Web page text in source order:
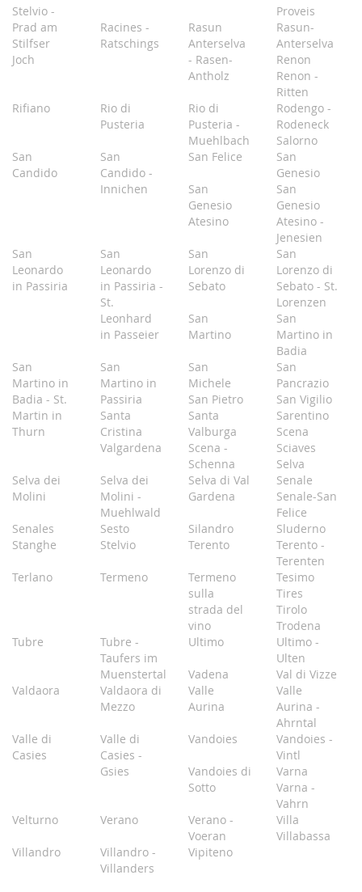
Stelvio -
Prad am
Stilfser
Joch
Proveis
Racines -
Ratschings
Rasun
Anterselva
- Rasen-
Antholz
Rasun-
Anterselva
Renon
Renon -
Ritten
Rifiano
Rio di
Pusteria
Rio di
Pusteria -
Muehlbach
Rodengo -
Rodeneck
Salorno
San
Candido
San
Candido -
Innichen
San Felice
San
Genesio
San
Genesio
Atesino
San
Genesio
Atesino -
Jenesien
San
Leonardo
in Passiria
San
Leonardo
in Passiria -
St.
Leonhard
in Passeier
San
Lorenzo di
Sebato
San
Lorenzo di
Sebato - St.
Lorenzen
San
Martino
San
Martino in
Badia
San
Martino in
Badia - St.
Martin in
Thurn
San
Martino in
Passiria
San
Michele
San
Pancrazio
San Pietro
San Vigilio
Santa
Cristina
Valgardena
Santa
Valburga
Sarentino
Scena
Scena -
Schenna
Sciaves
Selva
Selva dei
Molini
Selva dei
Molini -
Muehlwald
Selva di Val
Gardena
Senale
Senale-San
Felice
Senales
Sesto Silandro
Sluderno
Stanghe
Stelvio Terento
Terento -
Terenten
Terlano
Termeno
Termeno
sulla
strada del
vino
Tesimo
Tires
Tirolo
Trodena
Tubre
Tubre -
Taufers im
Muenstertal
Ultimo
Ultimo -
Ulten
Vadena
Val di Vizze
Valdaora
Valdaora di
Mezzo
Valle
Aurina
Valle
Aurina -
Ahrntal
Valle di
Casies
Valle di
Casies -
Gsies
Vandoies
Vandoies -
Vintl
Vandoies di
Sotto
Varna
Varna -
Vahrn
Velturno
Verano
Verano -
Voeran
Villa
Villabassa
Villandro
Villandro -
Villanders
Vipiteno